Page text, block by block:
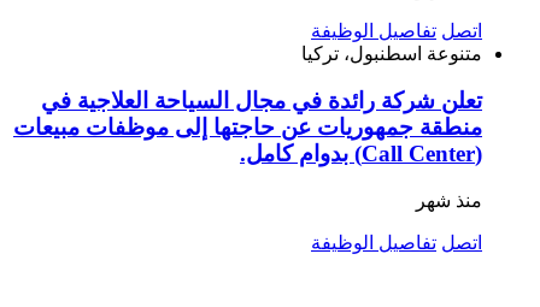
اتصل تفاصيل الوظيفة
متنوعة اسطنبول، تركيا
تعلن شركة رائدة في مجال السياحة العلاجية في
منطقة جمهوريات عن حاجتها إلى موظفات مبيعات
(Call Center) بدوام كامل.
منذ شهر
اتصل تفاصيل الوظيفة